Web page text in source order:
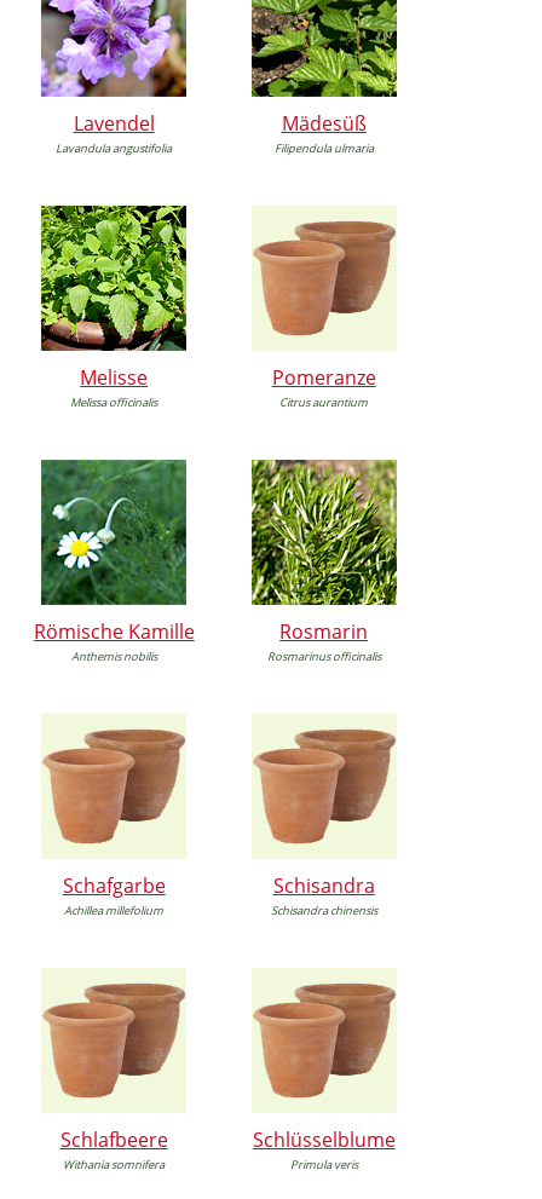
Lavendel
Lavandula angustifolia
Mädesüß
Filipendula ulmaria
Melisse
Melissa officinalis
Pomeranze
Citrus aurantium
Römische Kamille
Anthemis nobilis
Rosmarin
Rosmarinus officinalis
Schafgarbe
Achillea millefolium
Schisandra
Schisandra chinensis
Schlafbeere
Withania somnifera
Schlüsselblume
Primula veris